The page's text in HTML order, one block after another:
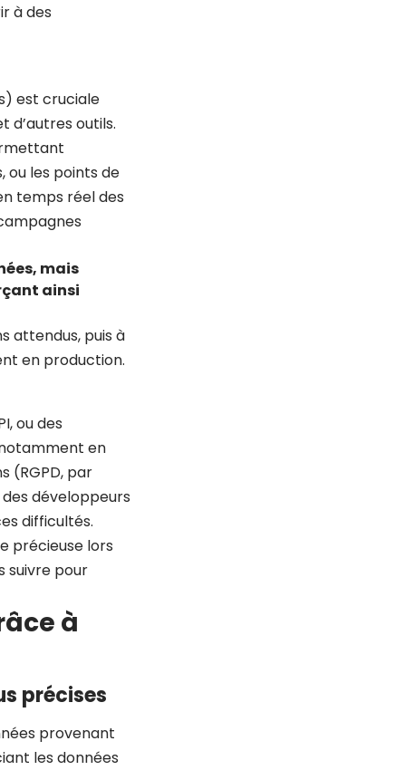
à des
est cruciale
outils.
ou les points de
temps réel des
mais
ainsi
attendus, puis à
en production.
ou des
en
(RGPD, par
développeurs
difficultés.
précieuse lors
suivre pour
à
précises
provenant
les données